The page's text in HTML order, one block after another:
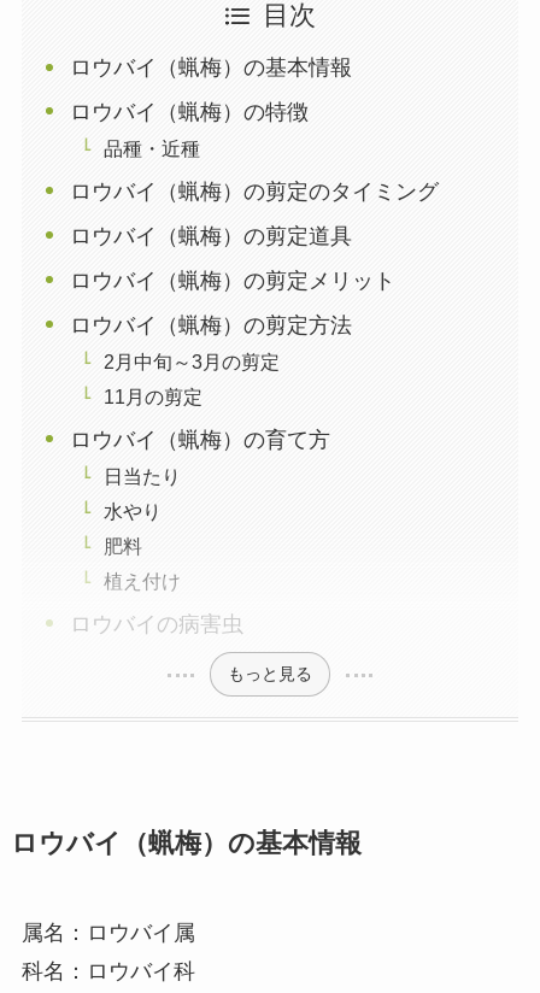
目次
ロウバイ（蝋梅）の基本情報
ロウバイ（蝋梅）の特徴
品種・近種
ロウバイ（蝋梅）の剪定のタイミング
ロウバイ（蝋梅）の剪定道具
ロウバイ（蝋梅）の剪定メリット
ロウバイ（蝋梅）の剪定方法
2月中旬～3月の剪定
11月の剪定
ロウバイ（蝋梅）の育て方
日当たり
水やり
肥料
植え付け
ロウバイの病害虫
もっと見る
ロウバイ（蝋梅）の基本情報
属名：ロウバイ属
科名：ロウバイ科